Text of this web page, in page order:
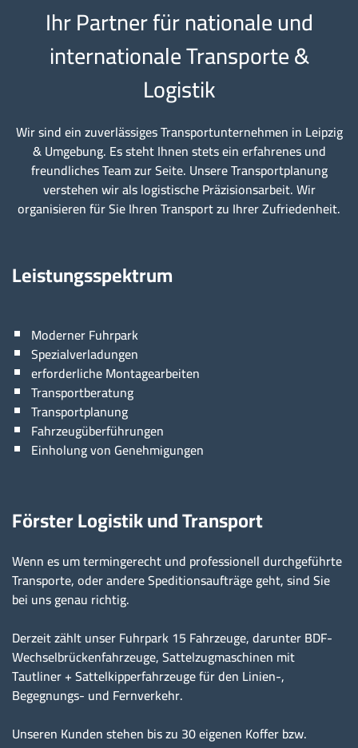
Ihr Partner für nationale und
internationale Transporte &
Logistik
Wir sind ein zuverlässiges Transportunternehmen in Leipzig
& Umgebung. Es steht Ihnen stets ein erfahrenes und
freundliches Team zur Seite. Unsere Transportplanung
verstehen wir als logistische Präzisionsarbeit. Wir
organisieren für Sie Ihren Transport zu Ihrer Zufriedenheit.
Leistungsspektrum
Moderner Fuhrpark
Spezialverladungen
erforderliche Montagearbeiten
Transportberatung
Transportplanung
Fahrzeugüberführungen
Einholung von Genehmigungen
Förster Logistik und Transport
Wenn es um termingerecht und professionell durchgeführte
Transporte, oder andere Speditionsaufträge geht, sind Sie
bei uns genau richtig.
Derzeit zählt unser Fuhrpark 15 Fahrzeuge, darunter BDF-
Wechselbrückenfahrzeuge, Sattelzugmaschinen mit
Tautliner + Sattelkipperfahrzeuge für den Linien-,
Begegnungs- und Fernverkehr.
Unseren Kunden stehen bis zu 30 eigenen Koffer bzw.